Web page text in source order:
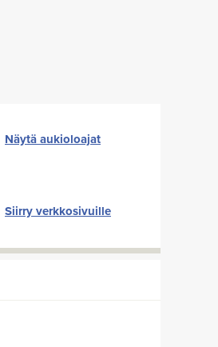
Näytä aukioloajat
Siirry verkkosivuille